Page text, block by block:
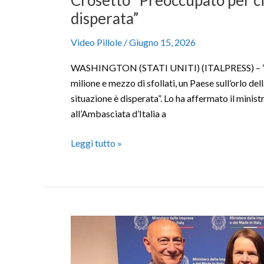
disperata”
Video Pillole /Giugno 15, 2026
WASHINGTON (STATI UNITI) (ITALPRESS) –
milione e mezzo di sfollati, un Paese sull’orlo
situazione è disperata”. Lo ha affermato il
all’Ambasciata d’Italia a
Leggi tutto »